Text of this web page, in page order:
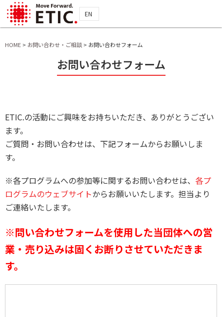
EN
HOME > お問い合わせ・ご相談 > お問い合わせフォーム
お問い合わせフォーム
ETIC.の活動にご興味をお持ちいただき、ありがとうござい
ます。
ご質問・お問い合わせは、下記フォームからお願いしま
す。
※各プログラムへの参加等に関するお問い合わせは、 各プ
ログラムのウェブサイトからお願いいたします。担当より
ご連絡いたします。
※問い合わせフォームを使用した当団体への営
業・売り込みは固くお断りさせていただきま
す。